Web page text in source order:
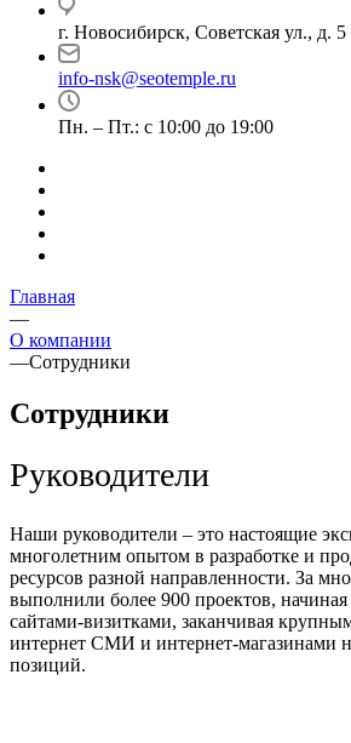
г. Новосибирск, Советская ул., д. 5
info-nsk@seotemple.ru
Пн. – Пт.: с 10:00 до 19:00
Главная
—
О компании
—Сотрудники
Сотрудники
Руководители
Наши руководители – это настоящие
многолетним опытом в разработке и
ресурсов разной направленности. За
выполнили более 900 проектов,
сайтами-визитками, заканчивая
интернет СМИ и интернет-магазинами
позиций.
Исполнительный
директор
Геннадий
Поляков
руководителя
Анна
Сафонова
Технический
директор
Максим
Миллер
Руководитель
продаж
Михаил
Светлов